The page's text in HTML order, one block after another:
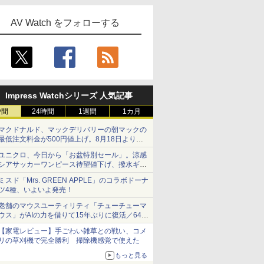
AV Watch をフォローする
Impress Watchシリーズ 人気記事
24時間 1週間 1カ月
クドナルド、マックデリバリーの朝マックの
低注文料金が500円値上げ。8月18日より
円から受付
ニクロ、今日から「お盆特別セール」。涼感
アサッカーワンピース待望値下げ、撥水ギア
ョーツは1990円に
スド「Mrs. GREEN APPLE」のコラボドーナ
4種、いよいよ発売！
舗のマウスユーティリティ「チューチューマ
ス」がAIの力を借りて15年ぶりに復活／64bit
、Windows 10/11、「Chrome」も走り回
。復活記念で2026年末まで500円
家電レビュー】手ごわい雑草との戦い、コメ
の草刈機で完全勝利 掃除機感覚で使えた
もっと見る